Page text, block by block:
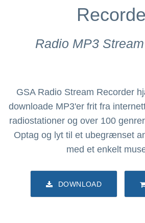
Radio MP3
GSA Radio Stream Recorder
downloade MP3'er frit fra
radiostationer og over 100
Optag og lyt til et ubegrænset
med et enkelt
DOWNLOAD